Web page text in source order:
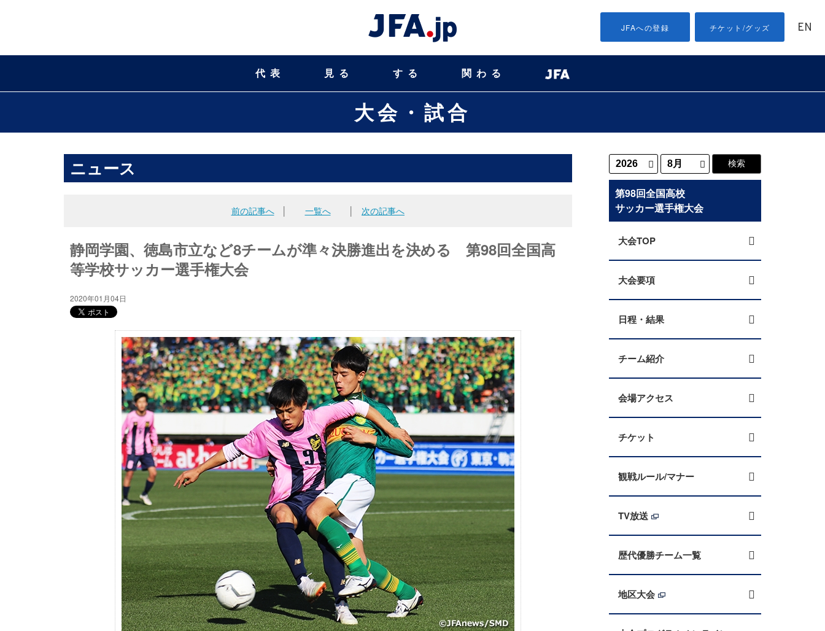
JFAへの登録 チケット/グッズ EN
代表 見る する 関わる
大会・試合
ニュース
前の記事へ│ 一覧へ 次の記事へ
静岡学園、徳島市立など8チームが準々決勝進出を決める 第98回全国高
等学校サッカー選手権大会
2020年01月04日
第98回全国高校
サッカー選手権大会
大会TOP
大会要項
日程・結果
チーム紹介
会場アクセス
チケット
観戦ルール/マナー
TV放送
歴代優勝チーム一覧
地区大会